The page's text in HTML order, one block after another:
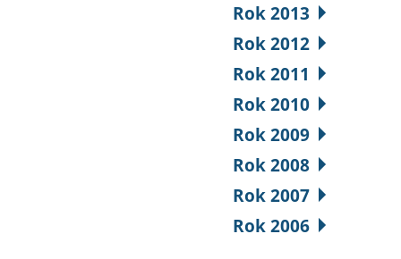
Rok 2013
Rok 2012
Rok 2011
Rok 2010
Rok 2009
Rok 2008
Rok 2007
Rok 2006